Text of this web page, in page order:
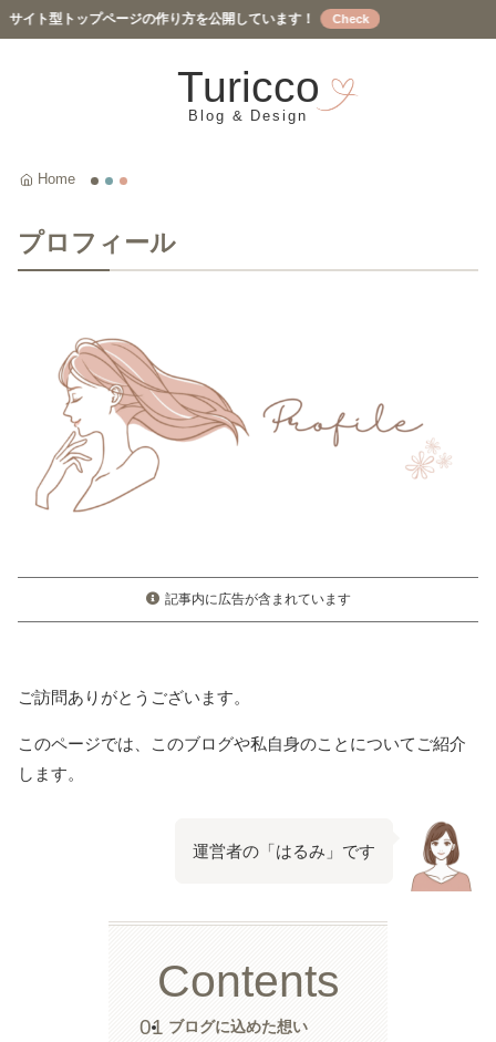
トップページの作り方を公開しています！
Turicco
プロフィール
記事内に広告が含まれています
ご訪問ありがとうございます。
このページでは、このブログや私自身のことについてご紹介
します。
運営者の「はるみ」です
Contents
ブログに込めた想い